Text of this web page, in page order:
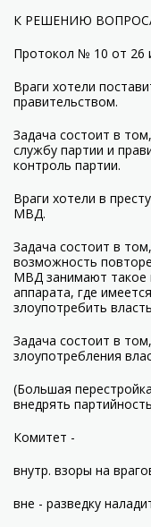
К РЕШЕНИЮ
Протокол № 10 от 26
Враги хотели
правительством.
Задача состоит в
службу партии и
контроль партии.
Враги хотели в
МВД.
Задача состоит в
возможность
МВД занимают такое
аппарата, где
злоупотребить
Задача состоит в
злоупотребления
(Большая
внедрять
Комитет -
внутр. взоры на
вне - разведку